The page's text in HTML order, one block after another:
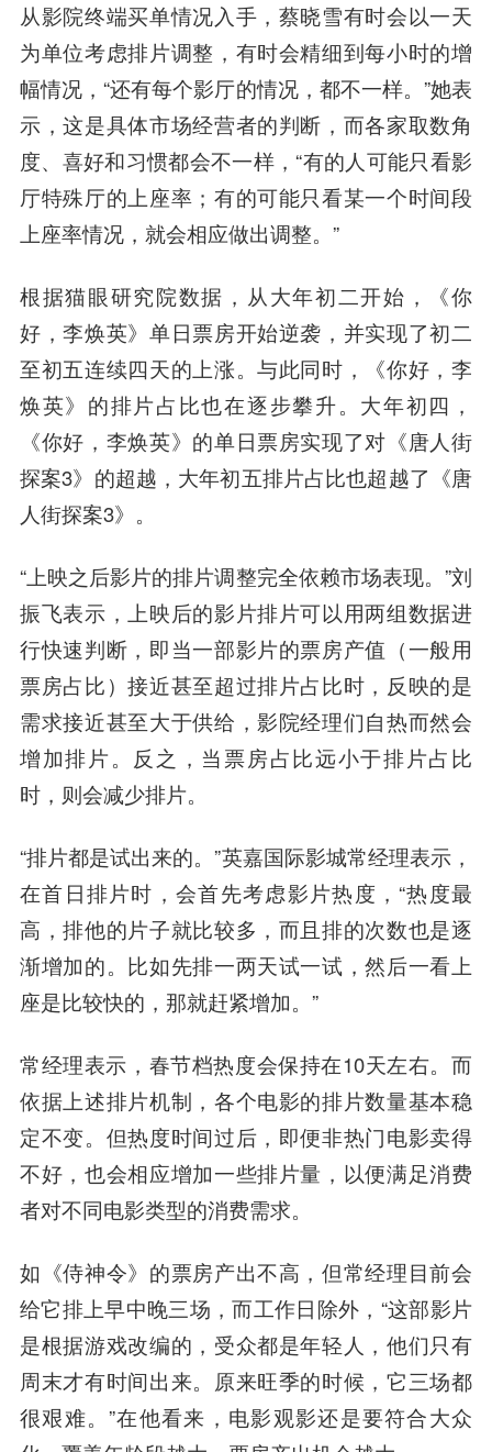
从影院终端买单情况入手，蔡晓雪有时会以一天
为单位考虑排片调整，有时会精细到每小时的增
幅情况，“还有每个影厅的情况，都不一样。”她表
示，这是具体市场经营者的判断，而各家取数角
度、喜好和习惯都会不一样，“有的人可能只看影
厅特殊厅的上座率；有的可能只看某一个时间段
上座率情况，就会相应做出调整。”
根据猫眼研究院数据，从大年初二开始，《你
好，李焕英》单日票房开始逆袭，并实现了初二
至初五连续四天的上涨。与此同时，《你好，李
焕英》的排片占比也在逐步攀升。大年初四，
《你好，李焕英》的单日票房实现了对《唐人街
探案3》的超越，大年初五排片占比也超越了《唐
人街探案3》。
“上映之后影片的排片调整完全依赖市场表现。”刘
振飞表示，上映后的影片排片可以用两组数据进
行快速判断，即当一部影片的票房产值（一般用
票房占比）接近甚至超过排片占比时，反映的是
需求接近甚至大于供给，影院经理们自热而然会
增加排片。反之，当票房占比远小于排片占比
时，则会减少排片。
“排片都是试出来的。”英嘉国际影城常经理表示，
在首日排片时，会首先考虑影片热度，“热度最
高，排他的片子就比较多，而且排的次数也是逐
渐增加的。比如先排一两天试一试，然后一看上
座是比较快的，那就赶紧增加。”
常经理表示，春节档热度会保持在10天左右。而
依据上述排片机制，各个电影的排片数量基本稳
定不变。但热度时间过后，即便非热门电影卖得
不好，也会相应增加一些排片量，以便满足消费
者对不同电影类型的消费需求。
如《侍神令》的票房产出不高，但常经理目前会
给它排上早中晚三场，而工作日除外，“这部影片
是根据游戏改编的，受众都是年轻人，他们只有
周末才有时间出来。原来旺季的时候，它三场都
很艰难。”在他看来，电影观影还是要符合大众